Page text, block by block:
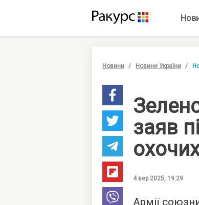
Новини Новини України
заяв
4 вер 2025, 19:29
Армії